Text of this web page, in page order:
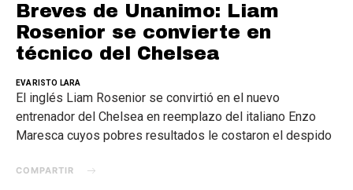
Breves de Unanimo: Liam
Rosenior se convierte en
técnico del Chelsea
EVARISTO LARA
El inglés Liam Rosenior se convirtió en el nuevo
entrenador del Chelsea en reemplazo del italiano Enzo
Maresca cuyos pobres resultados le costaron el despido
COMPARTIR